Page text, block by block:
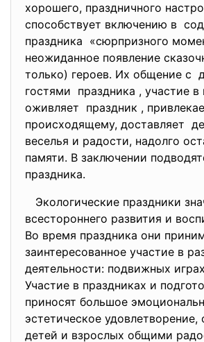
хорошего, праздничного
способствует включению в
праздника «сюрпризного
неожиданное появление
только) героев. Их общение с
гостями праздника , участие в
оживляет праздник ,
происходящему, доставляет
веселья и радости, надолго
памяти. В заключении
праздника.
Экологические праздники
всестороннего развития и
Во время праздника они
заинтересованное участие в
деятельности: подвижных
Участие в праздниках и
приносят большое
эстетическое удовлетворение,
детей и взрослых общими